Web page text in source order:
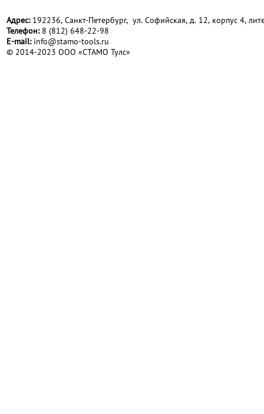
Адрес:192236, Санкт-Петербург, ул. Софийская, д. 12, корпус 4,
Телефон:8 (812) 648-22-98
Е-mail: info@stamo-tools.ru
© 2014-2023 ООО «СТАМО Тулс»